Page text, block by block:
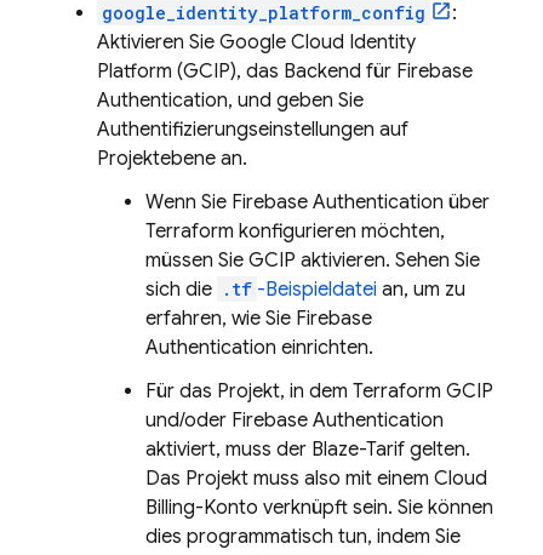
google_identity_platform_config
:
Aktivieren Sie Google Cloud Identity
Platform (GCIP), das Backend für Firebase
Authentication, und geben Sie
Authentifizierungseinstellungen auf
Projektebene an.
Wenn Sie Firebase Authentication über
Terraform konfigurieren möchten,
müssen Sie GCIP aktivieren. Sehen Sie
sich die .tf -Beispieldatei an, um zu
erfahren, wie Sie Firebase
Authentication einrichten.
Für das Projekt, in dem Terraform GCIP
und/oder Firebase Authentication
aktiviert, muss der Blaze-Tarif gelten.
Das Projekt muss also mit einem Cloud
Billing-Konto verknüpft sein. Sie können
dies programmatisch tun, indem Sie